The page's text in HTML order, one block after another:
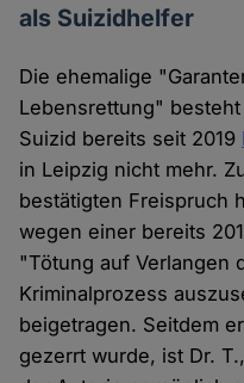
als Suizidhelfer
Die ehemalige
Lebensrettung"
Suizid bereits seit 2019
in Leipzig nicht mehr.
bestätigten Freispruch
wegen einer bereits
"Tötung auf Verlangen
Kriminalprozess
beigetragen. Seitdem
gezerrt wurde, ist Dr.